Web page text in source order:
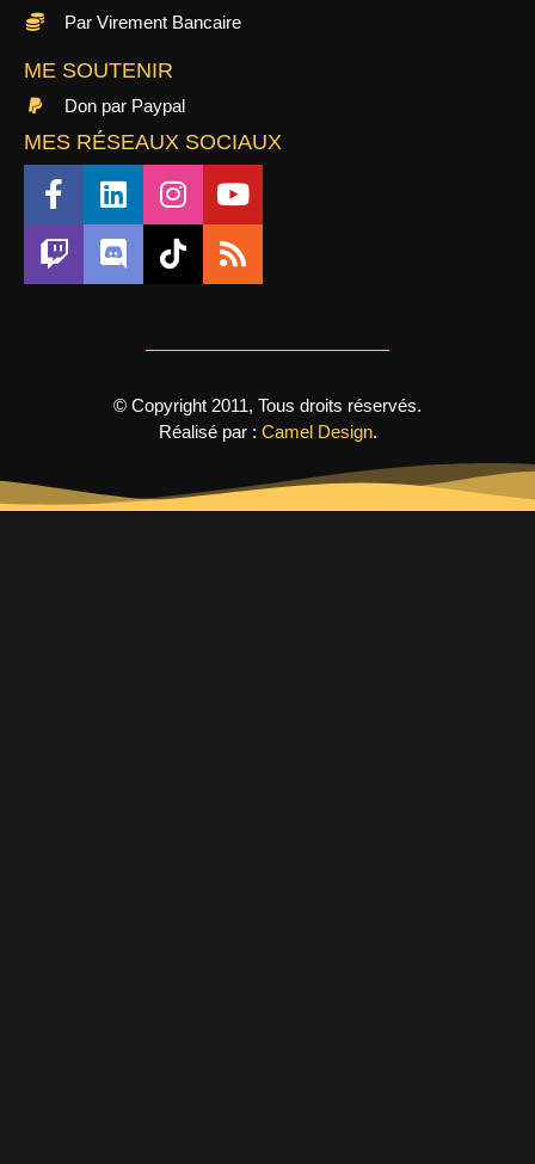
Par Virement Bancaire
ME SOUTENIR
Don par Paypal
MES RÉSEAUX SOCIAUX
© Copyright 2011, Tous droits réservés.
Réalisé par : Camel Design.